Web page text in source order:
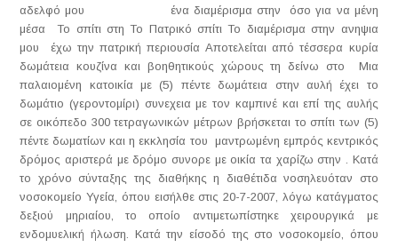
αδελφό μου ένα διαμέρισμα στην όσο για να μένη
μέσα Το σπίτι στη Το Πατρικό σπίτι Το διαμέρισμα στην ανηψια
μου έχω την πατρική περιουσία Αποτελείται από τέσσερα κυρία
δωμάτεια κουζίνα και βοηθητικούς χώρους τη δείνω στο Μια
παλαιομένη κατοικία με (5) πέντε δωμάτεια στην αυλή έχει το
δωμάτιο (γεροντομίρι) συνεχεια με τον καμπινέ και επί της αυλής
σε οικόπεδο 300 τετραγωνικών μέτρων βρήσκεται το σπίτι των (5)
πέντε δωματίων και η εκκλησία του μαντρωμένη εμπρός κεντρικός
δρόμος αριστερά με δρόμο συνορε με οικία τα χαρίζω στην . Κατά
το χρόνο σύνταξης της διαθήκης η διαθέτιδα νοσηλευόταν στο
νοσοκομείο Υγεία, όπου εισήλθε στις 20-7-2007, λόγω κατάγματος
δεξιού μηριαίου, το οποίο αντιμετωπίστηκε χειρουργικά με
ενδομυελική ήλωση. Κατά την είσοδό της στο νοσοκομείο, όπου